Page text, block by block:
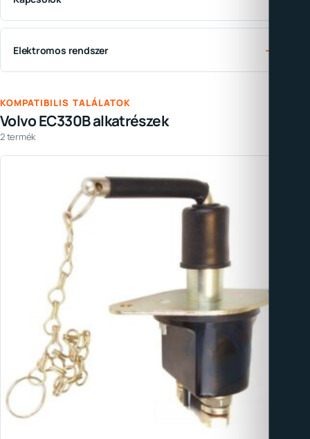
Elektromos rendszer →
KOMPATIBILIS TALÁLATOK
Volvo EC330B alkatrészek
2 termék